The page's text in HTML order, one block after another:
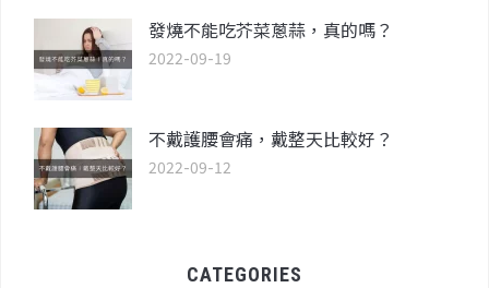
發燒不能吃芥菜蔥蒜，真的嗎？
2022-09-19
不戴護腰會痛，戴整天比較好？
2022-09-12
CATEGORIES